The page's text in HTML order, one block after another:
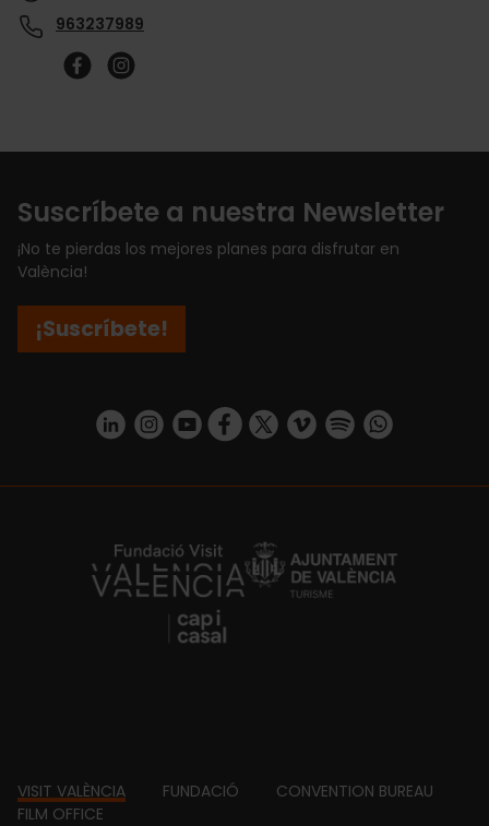
963237989
Suscríbete a nuestra Newsletter
¡No te pierdas los mejores planes para disfrutar en
València!
¡Suscríbete!
https://www.linkedin.com/company/turismo-valencia/mycompany/
https://www.instagram.com/visit_valencia/
https://www.youtube.com/user/
https://www.facebook.com/
https://twitter.com/
https://vimeo.com/
https://https://api.whatsapp.com/
https://fundacion.visitvalencia.com/
Footer
VISIT VALÈNCIA FUNDACIÓ
CONVENTION BUREAU
FILM OFFICE